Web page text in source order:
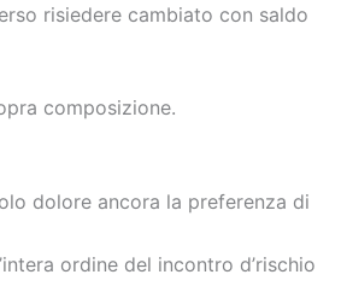
risiedere cambiato con saldo
composizione.
dolore ancora la preferenza di
ordine del incontro d’rischio